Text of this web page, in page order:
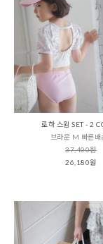
로하 스윔 SET - 2
브라운 M 빠른배
37,400원
26,180원